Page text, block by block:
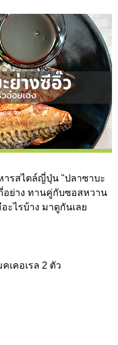
รสไตล์ญี่ปุ่น "ปลาซาบะ
อย่าง ทานคู่กับซอสหวาน
ะไรบ้าง มาดูกันเลย
เคอเรล 2 ตัว